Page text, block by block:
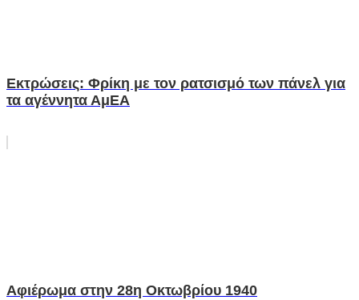
Εκτρώσεις: Φρίκη με τον ρατσισμό των πάνελ για
τα αγέννητα ΑμΕΑ
Αφιέρωμα στην 28η Οκτωβρίου 1940